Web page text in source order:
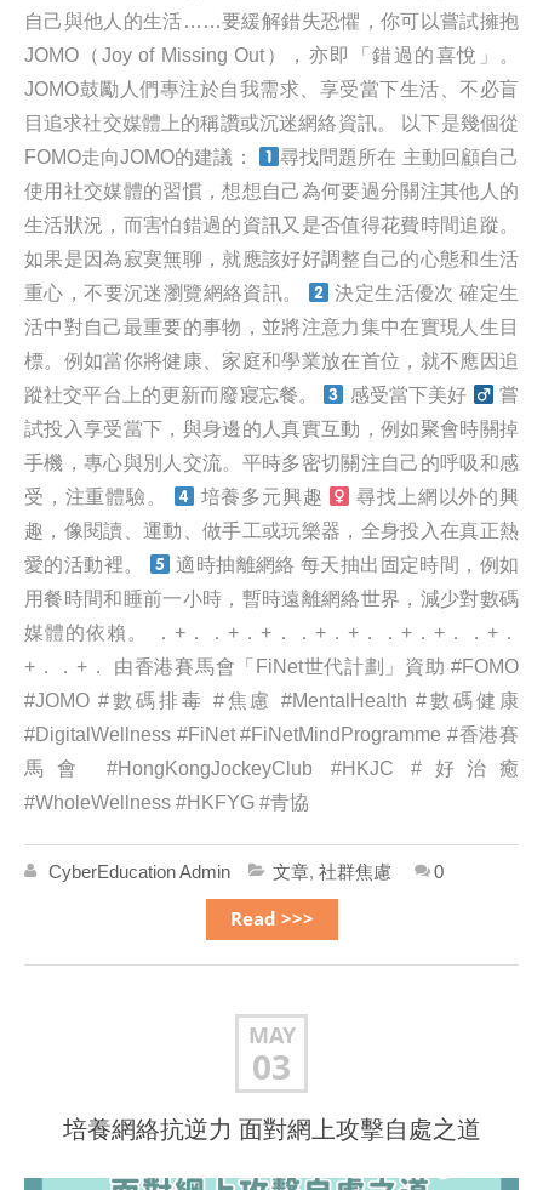
自己與他人的生活……要緩解錯失恐懼，你可以嘗試擁抱
JOMO（Joy of Missing Out），亦即「錯過的喜悅」。
JOMO鼓勵人們專注於自我需求、享受當下生活、不必盲
目追求社交媒體上的稱讚或沉迷網絡資訊。 以下是幾個從
FOMO走向JOMO的建議：
尋找問題所在 主動回顧自己
使用社交媒體的習慣，想想自己為何要過分關注其他人的
生活狀況，而害怕錯過的資訊又是否值得花費時間追蹤。
如果是因為寂寞無聊，就應該好好調整自己的心態和生活
重心，不要沉迷瀏覽網絡資訊。
決定生活優次 確定生
活中對自己最重要的事物，並將注意力集中在實現人生目
標。例如當你將健康、家庭和學業放在首位，就不應因追
蹤社交平台上的更新而廢寢忘餐。
感受當下美好 ‍
嘗
試投入享受當下，與身邊的人真實互動，例如聚會時關掉
手機，專心與別人交流。平時多密切關注自己的呼吸和感
受，注重體驗。
培養多元興趣 ‍
尋找上網以外的興
趣，像閱讀、運動、做手工或玩樂器，全身投入在真正熱
愛的活動裡。
適時抽離網絡 每天抽出固定時間，例如
用餐時間和睡前一小時，暫時遠離網絡世界，減少對數碼
媒體的依賴。 ．+．．+．+．．+．+．．+．+．．+．
+．．+． 由香港賽馬會「FiNet世代計劃」資助 #FOMO
#JOMO #數碼排毒 #焦慮 #MentalHealth #數碼健康
#DigitalWellness #FiNet #FiNetMindProgramme #香港賽
馬會 #HongKongJockeyClub #HKJC #好治癒
#WholeWellness #HKFYG #青協
CyberEducation Admin 文章, 社群焦慮 0
Read >>>
MAY
03
培養網絡抗逆力️ 面對網上攻擊自處之道